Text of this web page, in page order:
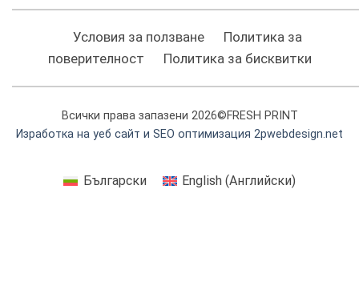
Условия за ползване
Политика за
поверителност
Политика за бисквитки
Всички права запазени 2026©FRESH PRINT
Изработка на уеб сайт и SEO оптимизация 2pwebdesign.net
Български English(Английски)